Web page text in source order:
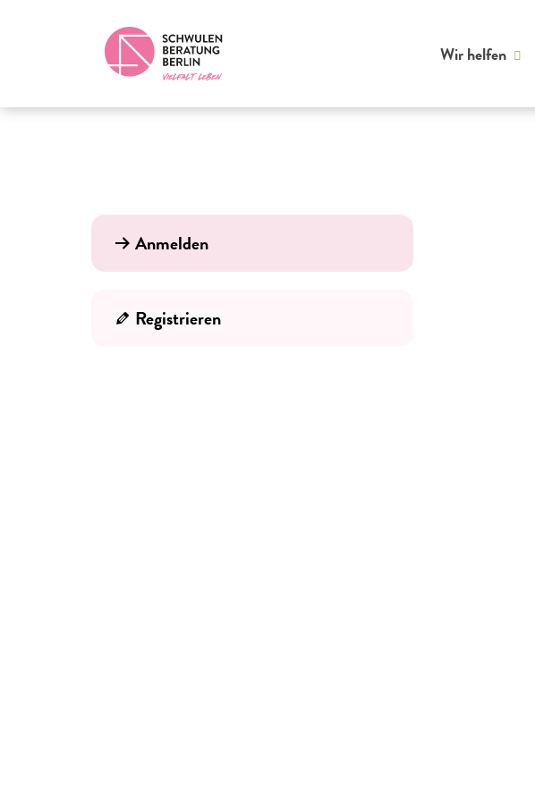
Wir helfen
Anmelden
Registrieren